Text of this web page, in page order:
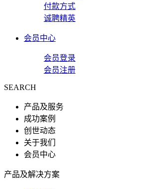
付款方式
诚聘精英
会员中心
会员登录
会员注册
SEARCH
产品及服务
成功案例
创世动态
关于我们
会员中心
产品及解决方案